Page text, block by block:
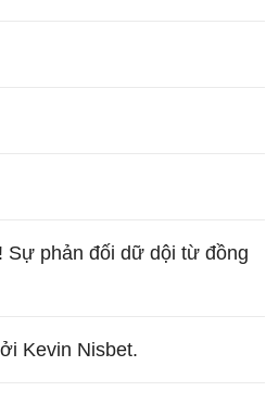
Sự phản đối dữ dội từ đồng
Kevin Nisbet.